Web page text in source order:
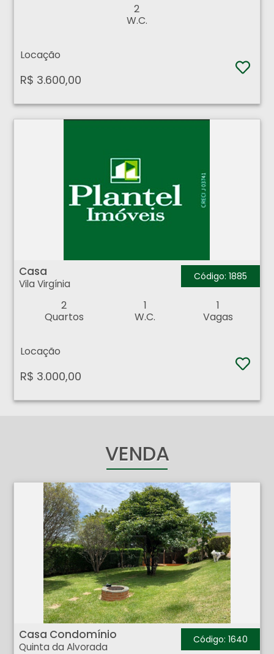
2
W.C.
Locação
R$ 3.600,00
Casa
Vila Virgínia
Código: 1885
2
Quartos
1
W.C.
1
Vagas
Locação
R$ 3.000,00
VENDA
Casa Condomínio - Quinta da Alvorada - Ribeirão Preto
Casa Condomínio
Quinta da Alvorada
Código: 1640